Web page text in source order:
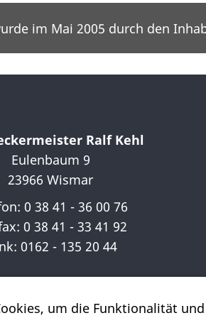
im Mai 2005 durch den
Ralf Kehl
Eulenbaum 9
23966 Wismar
0 38 41 - 36 00 76
0 38 41 - 33 41 92
0162 - 135 20 44
um die Funktionalität